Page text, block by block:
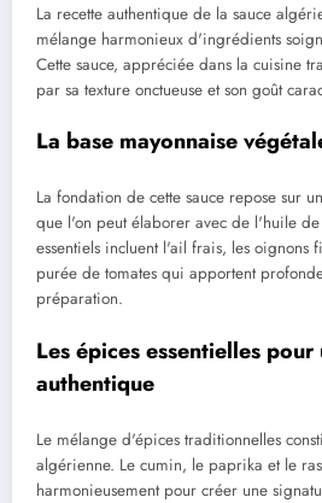
La recette authentique de la sauce
mélange harmonieux d'ingrédients
Cette sauce, appréciée dans la cuisine
par sa texture onctueuse et son goût
La base mayonnaise
La fondation de cette sauce repose sur
que l'on peut élaborer avec de l'huile de
essentiels incluent l'ail frais, les oignons
purée de tomates qui apportent
préparation.
Les épices essentielles pour
authentique
Le mélange d'épices traditionnelles
algérienne. Le cumin, le paprika et le
harmonieusement pour créer une